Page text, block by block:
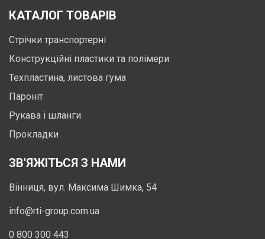
КАТАЛОГ ТОВАРІВ
Стрічки транспортерні
Конструкційні пластики та полімери
Техпластина, листова гума
Пароніт
Рукава і шланги
Прокладки
ЗВ'ЯЖІТЬСЯ З НАМИ
Вінниця, вул. Максима Шимка, 54
info@rti-group.com.ua
0 800 300 443